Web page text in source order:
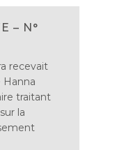
– N°
recevait
Hanna
traitant
la